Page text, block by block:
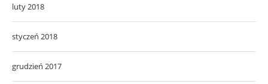
luty 2018
styczeń 2018
grudzień 2017